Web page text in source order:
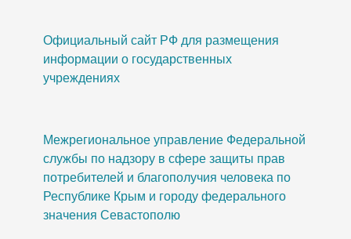
Официальный сайт РФ для размещения
информации о государственных
учреждениях
Межрегиональное управление Федеральной
службы по надзору в сфере защиты прав
потребителей и благополучия человека по
Республике Крым и городу федерального
значения Севастополю